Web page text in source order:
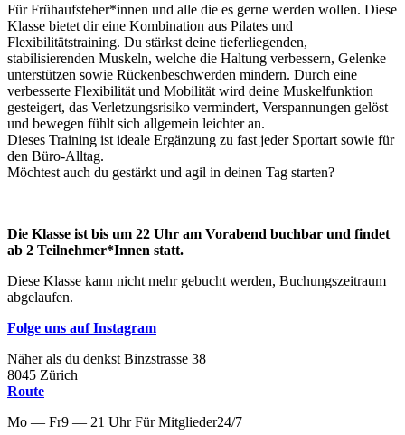
Für Frühaufsteher*innen und alle die es gerne werden wollen. Diese
Klasse bietet dir eine Kombination aus Pilates und
Flexibilitätstraining. Du stärkst deine tieferliegenden,
stabilisierenden Muskeln, welche die Haltung verbessern, Gelenke
unterstützen sowie Rückenbeschwerden mindern. Durch eine
verbesserte Flexibilität und Mobilität wird deine Muskelfunktion
gesteigert, das Verletzungsrisiko vermindert, Verspannungen gelöst
und bewegen fühlt sich allgemein leichter an.
Dieses Training ist ideale Ergänzung zu fast jeder Sportart sowie für
den Büro-Alltag.
Möchtest auch du gestärkt und agil in deinen Tag starten?
Die Klasse ist bis um 22 Uhr am Vorabend buchbar und findet
ab 2 Teilnehmer*Innen statt.
Diese Klasse kann nicht mehr gebucht werden, Buchungszeitraum
abgelaufen.
Folge uns auf Instagram
Näher als du denkst Binzstrasse 38
8045 Zürich
Route
Mo — Fr9 — 21 Uhr Für Mitglieder24/7